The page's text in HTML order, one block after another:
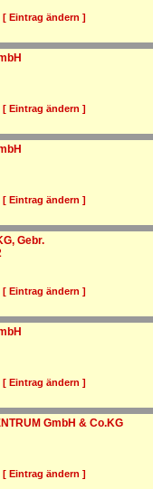
|[ Eintrag ändern ]
|[ Eintrag ändern ]
|[ Eintrag ändern ]
Gebr.
|[ Eintrag ändern ]
|[ Eintrag ändern ]
GmbH & Co.KG
|[ Eintrag ändern ]